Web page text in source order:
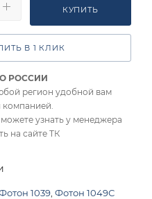
КУПИТЬ
В 1 КЛИК
РОССИИ
регион удобной вам
узнать у менеджера
на сайте ТК
1039 Фотон 1049С